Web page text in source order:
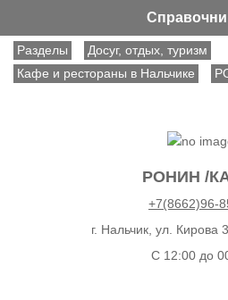
Разделы
Досуг, отдых, туризм
Кафе и рестораны в Нальчике
РОНИН /
+7(8662)96-
г. Нальчик, ул.
C 12:00 до